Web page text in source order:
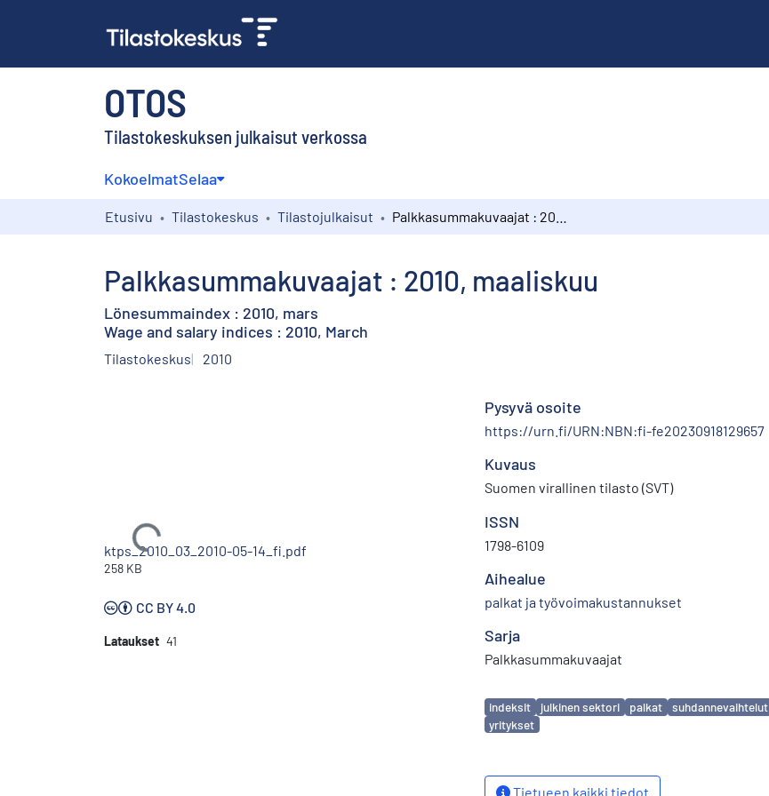
OTOS
Tilastokeskuksen julkaisut verkossa
KokoelmatSelaa
Etusivu Tilastokeskus Tilastojulkaisut
Palkkasummakuvaajat : 2010, maaliskuu
Lönesummaindex : 2010, mars
Wage and salary indices : 2010, March
Tilastokeskus 2010
Ladataan...
ktps_2010_03_2010-05-14_fi.pdf
258 KB
CC BY 4.0
Lataukset 41
Pysyvä osoite
https://urn.fi/URN:NBN:fi-fe20230918129657
Kuvaus
Suomen virallinen tilasto (SVT)
ISSN
1798-6109
Aihealue
palkat ja työvoimakustannukset
Sarja
Palkkasummakuvaajat
Avainsanat
indeksit julkinen sektori palkat suhdannevaihtelut
yritykset
Tietueen kaikki tiedot